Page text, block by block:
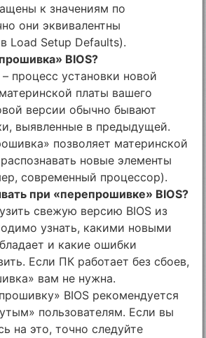
к значениям по
они эквивалентны
Load Setup Defaults).
BIOS?
процесс установки новой
платы вашего
версии обычно бывают
выявленные в предыдущей.
позволяет материнской
новые элементы
современный процессор).
при «перепрошивке» BIOS?
свежую версию BIOS из
узнать, какими новыми
и какие ошибки
Если ПК работает без сбоев,
вам не нужна.
BIOS рекомендуется
пользователям. Если вы
на это, точно следуйте